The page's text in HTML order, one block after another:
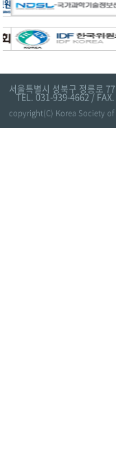
서울특별시 성북구 정릉로
TEL. 031-939-4662 /
copyright(C) Korea Society